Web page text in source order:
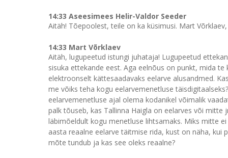
14:33 Aseesimees Helir-Valdor Seeder
Aitäh! Tõepoolest, teile on ka küsimusi. Mart
14:33 Mart Võrklaev
Aitäh, lugupeetud istungi juhataja! Lugupeetud
sisuka ettekande eest. Aga eelnõus on punkt, mida
elektroonselt kättesaadavaks eelarve alusandmed.
me võiks teha kogu eelarvemenetluse
eelarvemenetluse ajal olema kodanikel võimalik
palk tõuseb, kas Tallinna Haigla on eelarves või mitte
läbimõeldult kogu menetluse lihtsamaks. Miks mitte
aasta reaalne eelarve täitmise rida, kust on näha, kui
mõte tundub ja kas see oleks reaalne?